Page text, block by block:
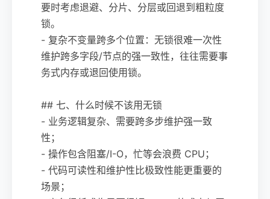
要时考虑退避、分片、分层或回退到粗粒度
锁。
- 复杂不变量跨多个位置：无锁很难一次性
维护跨多字段/节点的强一致性，往往需要事
务式内存或退回使用锁。
## 七、什么时候不该用无锁
- 业务逻辑复杂、需要跨多步维护强一致
性；
- 操作包含阻塞/I-O，忙等会浪费 CPU；
- 代码可读性和维护性比极致性能更重要的
场景；